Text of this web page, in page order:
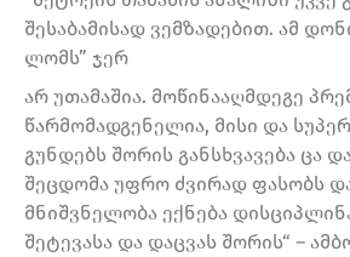
შესაბამისად ვემზადებით. ამ
ლომს” ჯერ
არ უთამაშია. მოწინააღმდეგე
წარმომადგენელია, მისი და
გუნდებს შორის განსხვავება ცა
შეცდომა უფრო ძვირად ფასობს
მნიშვნელობა ექნება
შეტევასა და დაცვას შორის“ –